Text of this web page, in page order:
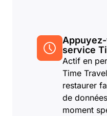
service
Actif en
Time
restaurer
de
moment